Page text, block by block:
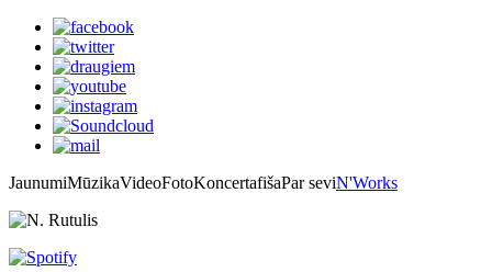
JaunumiMūzikaVideoFotoKoncertafišaPar seviN'Works